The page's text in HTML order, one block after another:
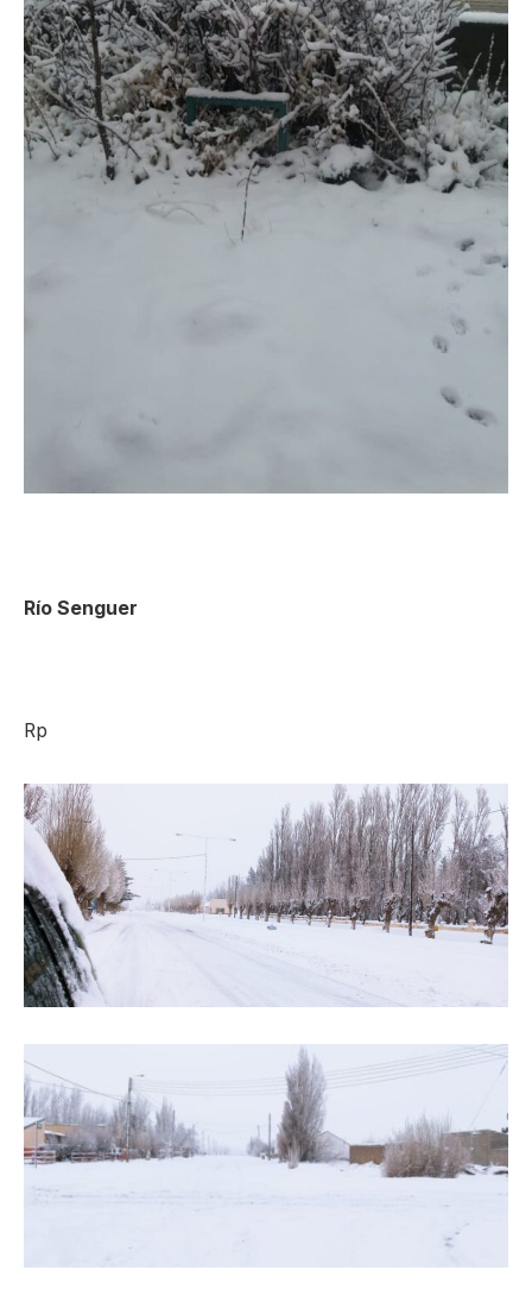
Río Senguer
Rp